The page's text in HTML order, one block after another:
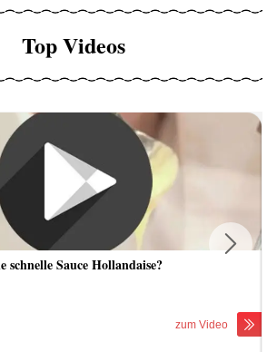
Top Videos
schnelle Sauce Hollandaise?
zum Video